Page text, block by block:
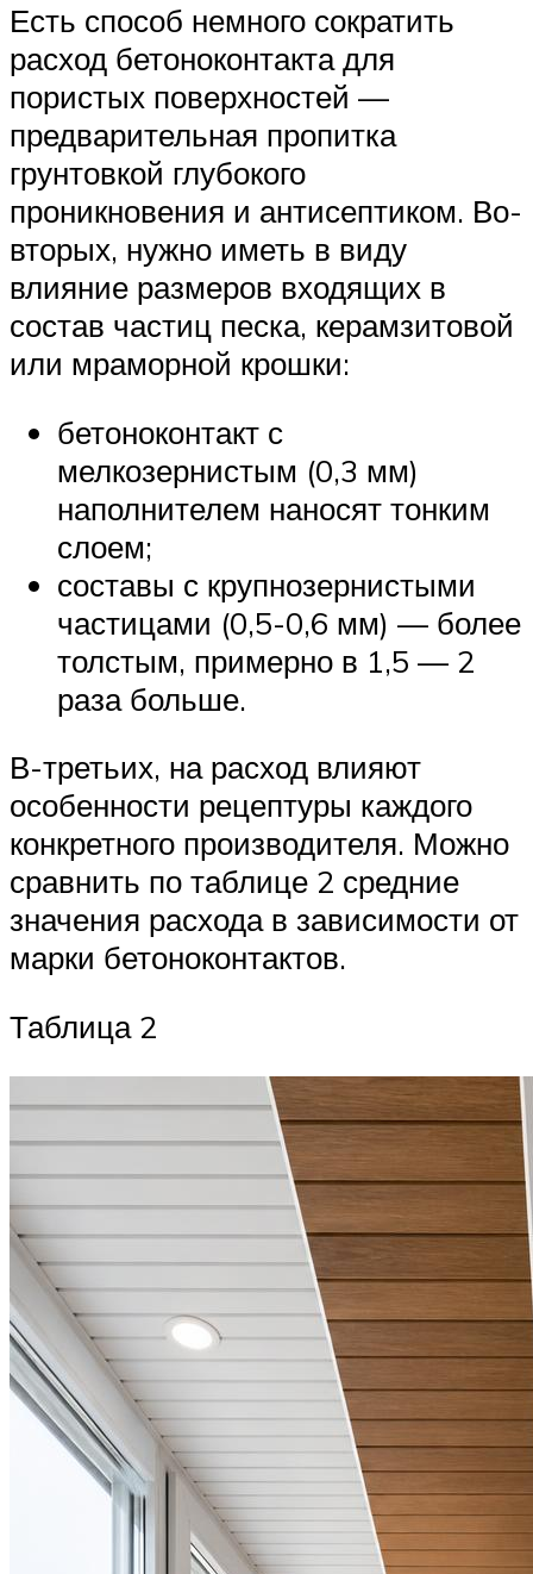
Есть способ немного сократить
расход бетоноконтакта для
пористых поверхностей —
предварительная пропитка
грунтовкой глубокого
проникновения и антисептиком. Во-
вторых, нужно иметь в виду
влияние размеров входящих в
состав частиц песка, керамзитовой
или мраморной крошки:
бетоноконтакт с
мелкозернистым (0,3 мм)
наполнителем наносят тонким
слоем;
составы с крупнозернистыми
частицами (0,5-0,6 мм) — более
толстым, примерно в 1,5 — 2
раза больше.
В-третьих, на расход влияют
особенности рецептуры каждого
конкретного производителя. Можно
сравнить по таблице 2 средние
значения расхода в зависимости от
марки бетоноконтактов.
Таблица 2